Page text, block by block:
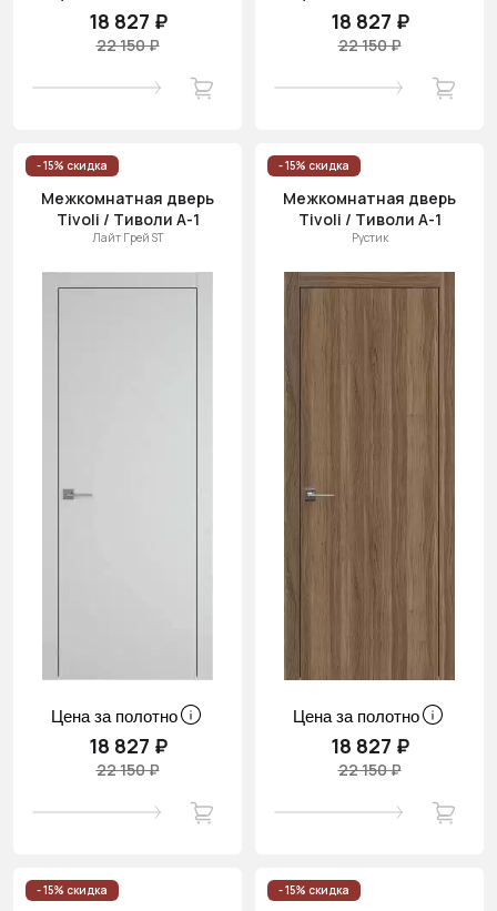
18 827 ₽
22 150 ₽
18 827 ₽
22 150 ₽
- 15% скидка
Межкомнатная дверь
Tivoli / Тиволи А-1
Лайт Грей ST
Цена за полотно
18 827 ₽
22 150 ₽
- 15% скидка
Межкомнатная дверь
Tivoli / Тиволи А-1
Рустик
Цена за полотно
18 827 ₽
22 150 ₽
- 15% скидка - 15% скидка